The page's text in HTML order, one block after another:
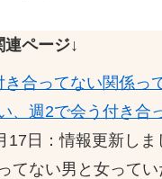
ページ↓
き合ってない関係っ
、週2で会う付き合
日：情報更新しま
てない男と女って